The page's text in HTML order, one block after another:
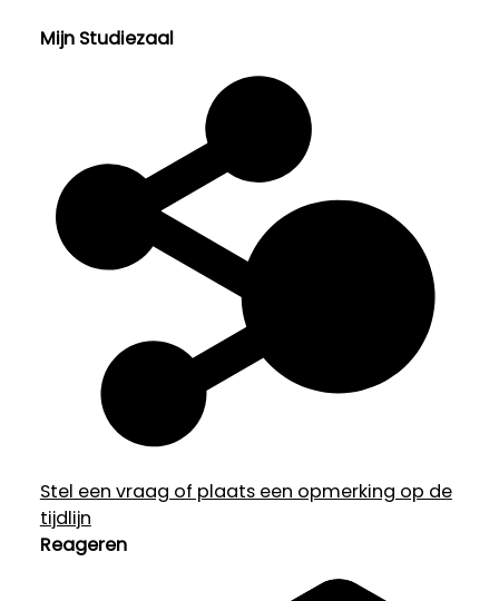
Mijn Studiezaal
Stel een vraag of plaats een opmerking op de
tijdlijn
Reageren